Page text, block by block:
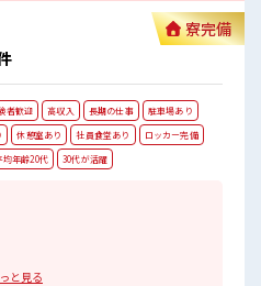
寮完備
者歓迎 高収入 長期の仕事
駐車場あり
休憩室あり 社員食堂あり
ロッカー完備
均年齢20代 30代が活躍
で生活費も安心★
と見る